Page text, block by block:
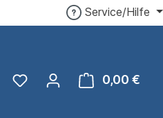
Du hast 0 Produkte auf
0,00 €
Service/Hilfe